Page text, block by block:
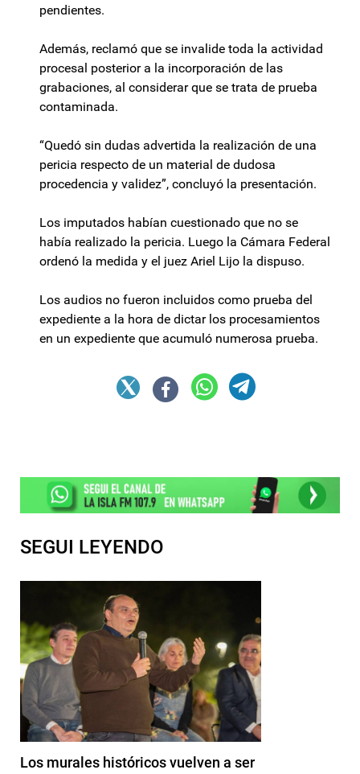
pendientes.
Además, reclamó que se invalide toda la actividad
procesal posterior a la incorporación de las
grabaciones, al considerar que se trata de prueba
contaminada.
“Quedó sin dudas advertida la realización de una
pericia respecto de un material de dudosa
procedencia y validez”, concluyó la presentación.
Los imputados habían cuestionado que no se
había realizado la pericia. Luego la Cámara Federal
ordenó la medida y el juez Ariel Lijo la dispuso.
Los audios no fueron incluidos como prueba del
expediente a la hora de dictar los procesamientos
en un expediente que acumuló numerosa prueba.
SEGUI LEYENDO
Los murales históricos vuelven a ser